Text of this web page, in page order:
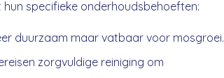
hun specifieke onderhoudsbehoeften:
duurzaam maar vatbaar voor mosgroei.
zorgvuldige reiniging om